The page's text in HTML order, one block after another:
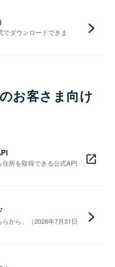
ダウンロードできま
お客さま向け
所を取得できる公式API
から。（2026年7月31日